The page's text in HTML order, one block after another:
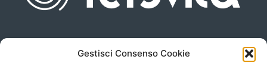
Gestisci Consenso Cookie
Piazza san Giovanni, 6
info@televita.it